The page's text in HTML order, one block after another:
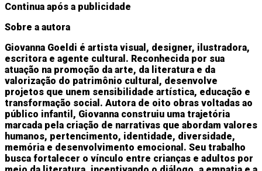
Continua após a publicidade
Sobre a autora
Giovanna Goeldi é artista visual, designer, ilustradora,
escritora e agente cultural. Reconhecida por sua
atuação na promoção da arte, da literatura e da
valorização do patrimônio cultural, desenvolve
projetos que unem sensibilidade artística, educação e
transformação social. Autora de oito obras voltadas ao
público infantil, Giovanna construiu uma trajetória
marcada pela criação de narrativas que abordam valores
humanos, pertencimento, identidade, diversidade,
memória e desenvolvimento emocional. Seu trabalho
busca fortalecer o vínculo entre crianças e adultos por